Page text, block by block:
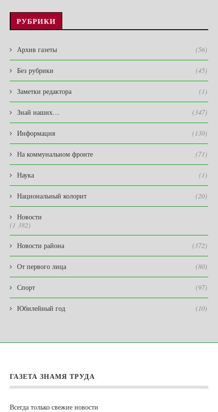
РУБРИКИ
Архив газеты (56)
Без рубрики (45)
Заметки редактора (1)
Знай наших… (347)
Информация (130)
На коммунальном фронте (71)
Наука (1)
Национальный колорит (20)
Новости
(1 382)
Новости района (372)
От первого лица (80)
Спорт (97)
Юбилейный год (10)
ГАЗЕТА ЗНАМЯ ТРУДА
Всегда только свежие новости